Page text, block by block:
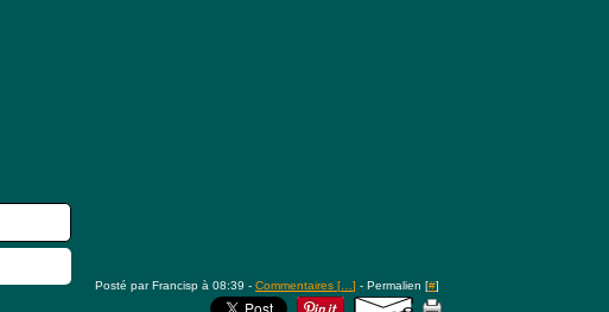
Posté par Francisp à 08:39 - Commentaires [ ] - Permalien [#]